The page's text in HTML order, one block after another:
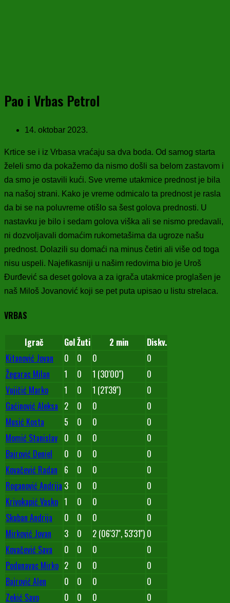
Pao i Vrbas Petrol
14. oktobar 2023.
Krtice se i iz Vrbasa vraćaju sa dva boda. Od samog starta
želeli smo da pokažemo da nismo došli sa belom zastavom i
da smo je ostavili kući. Sve vreme utakmice prednost je bila
na našoj strani. Kako je vreme odmicalo ta prednost je rasla
da bi se na poluvreme otišlo sa šest golova prednosti. U
nastavku je bilo i sedam golova viška ali se nismo predavali,
ni dozvoljavali domaćim rukometašima da ugroze našu
prednost. Dolazili su domaći na minus četiri ali više od toga
nisu uspeli. Najefikasniji u našim redovima bio je Uroš
Đurđević sa deset golova a za igrača utakmice proglašen je
naš Miloš Jovanović koji se pet puta upisao u listu strelaca.
VRBAS
Igrač GolŽuti 2 min
Diskv.
Kitanović Jovan
0 0 0
0
Žegarac Milan
1 0 1 (30'00'')
0
Vujičić Marko
1 0 1 (21'39'')
0
Gaćinović Aleksa 2 0 0
0
Musić Kosta
5 0 0
0
Momić Stanislav 0 0 0
0
Bajrović Deniel
0 0 0
0
Kovačević Radan
6 0 0
0
Roganović Andrija 3 0 0
0
Krivokapić Vasko 1 0 0
0
Skuban Andrija
0 0 0
0
Mirković Jovan
3 0 2 (06'37'', 53'31'') 0
Kovačević Sava
0 0 0
0
Podunavac Mirko 2 0 0
0
Bajrović Alen
0 0 0
0
Zekić Savo
0 0 0 0